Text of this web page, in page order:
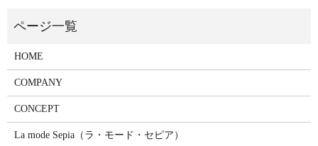
HOME
COMPANY
CONCEPT
La mode Sepia（ラ・モード・セピア）